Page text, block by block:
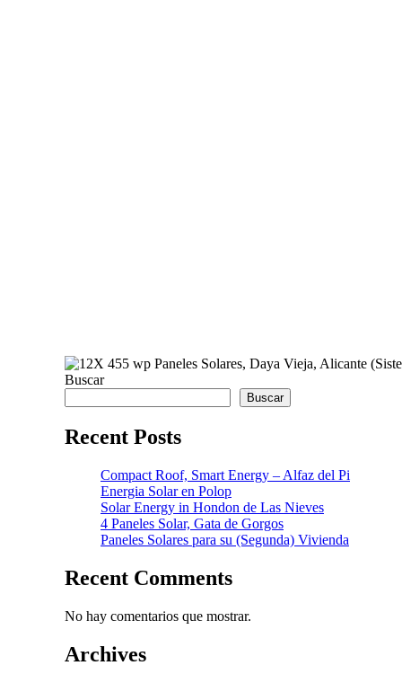
Buscar
Buscar
Recent Posts
Compact Roof, Smart Energy – Alfaz del Pi
Energia Solar en Polop
Solar Energy in Hondon de Las Nieves
4 Paneles Solar, Gata de Gorgos
Paneles Solares para su (Segunda) Vivienda
Recent Comments
No hay comentarios que mostrar.
Archives